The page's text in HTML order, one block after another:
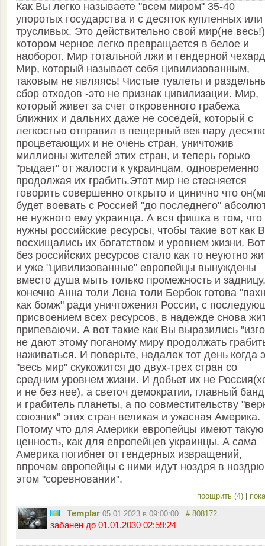
Как Вы легко называете "всем миром" 35-40
упоротых государства и с десяток купленных или
трусливых. Это действительно свой мир(не
котором черное легко превращается в белое и
наоборот. Мир тотальной лжи и гендерной
Мир, который называет себя цивилизованным,
таковым не являясь! Чистые туалеты и
сбор отходов -это не признак цивилизации. Мир,
который живет за счет откровенного грабежа
ближних и дальних даже не соседей, который с
легкостью отправил в пещерный век пару
процветающих и не очень стран, уничтожив
миллионы жителей этих стран, и теперь горько
"рыдает" от жалости к украинцам, одновременно
продолжая их грабить.Этот мир не стесняется
говорить совершенно открыто и цинично что
будет воевать с Россией "до последнего"
не нужного ему украинца. А вся фишка в том,
нужны российские ресурсы, чтобы такие вот как
восхищались их богатством и уровнем жизни. Вот
без российских ресурсов стало как то неуютно
и уже "цивилизованные" европейцы вынуждены
вместо душа мыть только промежность и
конечно Анна толи Лена толи Бербок готова
как бомж" ради уничтожения России, с
присвоением всех ресурсов, в надежде снова
припеваючи. А вот такие как Вы выразились
не дают этому поганому миру продолжать
наживаться. И поверьте, недалек тот день когда
"весь мир" скукожится до двух-трех стран со
средним уровнем жизни. И добьет их не
и не без нее), а светоч демократии, главный
и грабитель планеты, а по совместительству
союзник" этих стран великая и ужасная Америка.
Потому что для Америки европейцы имеют
ценность, как для европейцев украинцы. А сама
Америка погибнет от гендерных извращений,
впрочем европейцы с ними идут ноздря в
этом "соревновании".
поощрить (4)
Templar 05.01.2023 в 09:00:00 # 808172
забанен до 01.01.2030 02:59:24